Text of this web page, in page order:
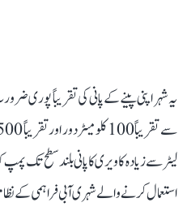
یہ شہر اپنی پینے کے پانی کی تقریباً پوری
لیٹر سے زیادہ کاویری کا پانی بلند سطح تک
استعمال کرنے والے شہری آبی فراہمی کے